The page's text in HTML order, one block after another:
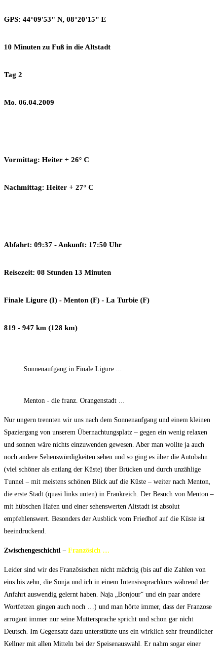
GPS: 44°09'53" N, 08°20'15" E
10 Minuten zu Fuß in die Altstadt
Tag 2
Mo. 06.04.2009
Vormittag: Heiter + 26° C
Nachmittag: Heiter + 27° C
Abfahrt: 09:37 - Ankunft: 17:50 Uhr
Reisezeit: 08 Stunden 13 Minuten
Finale Ligure (I) - Menton (F) - La Turbie (F)
819 - 947 km (128 km)
Sonnenaufgang in Finale Ligure ...
Menton - die franz. Orangenstadt ...
Nur ungern trennten wir uns nach dem Sonnenaufgang und einem kleinen
Spaziergang von unserem Übernachtungsplatz – gegen ein wenig relaxen
und sonnen wäre nichts einzuwenden gewesen. Aber man wollte ja auch
noch andere Sehenswürdigkeiten sehen und so ging es über die Autobahn
(viel schöner als entlang der Küste) über Brücken und durch unzählige
Tunnel – mit meistens schönen Blick auf die Küste – weiter nach Menton,
die erste Stadt (quasi links unten) in Frankreich. Der Besuch von Menton –
mit hübschen Hafen und einer sehenswerten Altstadt ist absolut
empfehlenswert. Besonders der Ausblick vom Friedhof auf die Küste ist
beeindruckend.
Zwischengeschichtl – Französich …
Leider sind wir des Französischen nicht mächtig (bis auf die Zahlen von
eins bis zehn, die Sonja und ich in einem Intensivsprachkurs während der
Anfahrt auswendig gelernt haben. Naja „Bonjour“ und ein paar andere
Wortfetzen gingen auch noch …) und man hörte immer, dass der Franzose
arrogant immer nur seine Muttersprache spricht und schon gar nicht
Deutsch. Im Gegensatz dazu unterstützte uns ein wirklich sehr freundlicher
Kellner mit allen Mitteln bei der Speisenauswahl. Er nahm sogar einer